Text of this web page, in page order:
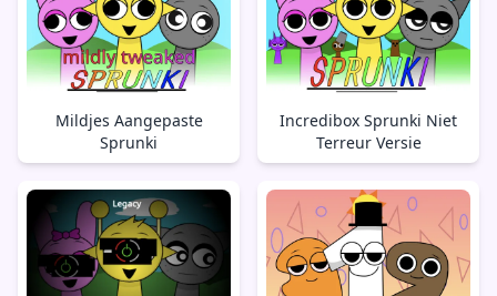
Mildjes Aangepaste
Sprunki
Incredibox Sprunki Niet
Terreur Versie